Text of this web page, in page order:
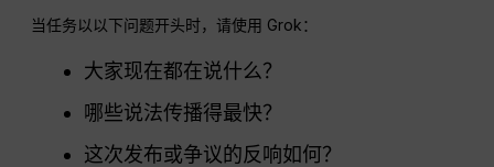
当任务以以下问题开头时，请使用 Grok：
大家现在都在说什么？
哪些说法传播得最快？
这次发布或争议的反响如何？